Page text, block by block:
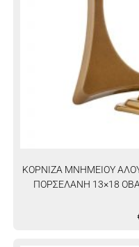
ΚΟΡΝΙΖΑ ΜΝΗΜΕΙΟΥ
ΠΟΡΣΕΛΑΝΗ 13×18